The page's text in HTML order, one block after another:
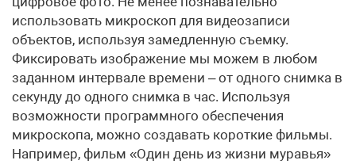
использовать микроскоп для видеозаписи
объектов, используя замедленную съемку.
Фиксировать изображение мы можем в любом
заданном интервале времени – от одного снимка в
секунду до одного снимка в час. Используя
возможности программного обеспечения
микроскопа, можно создавать короткие фильмы.
Например, фильм «Один день из жизни муравья»